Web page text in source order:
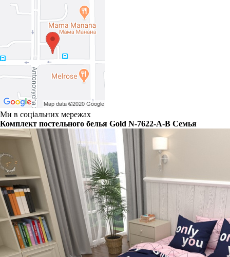
Ми в соціальних мережах
Комплект постельного белья Gold N-7622-A-B Семья